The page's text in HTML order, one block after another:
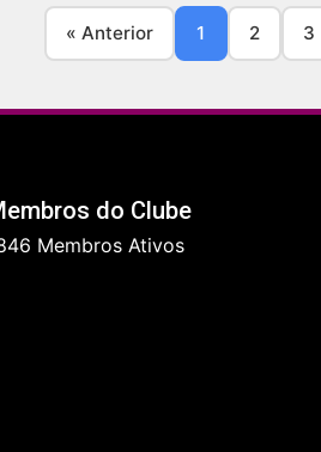
« Anterior 1 2 3
do Clube
Membros Ativos